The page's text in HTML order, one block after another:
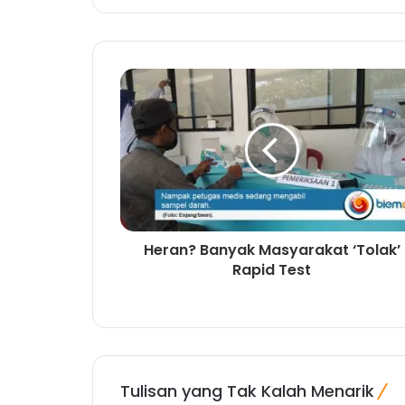
Heran? Banyak Masyarakat ‘Tolak’
Rapid Test
Tulisan yang Tak Kalah Menarik